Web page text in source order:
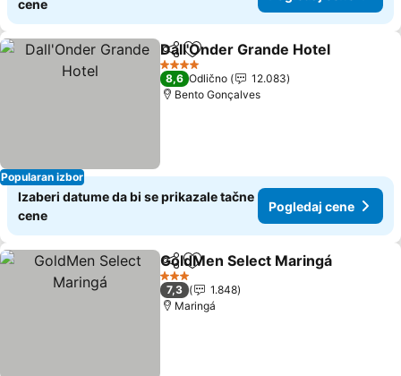
cene
Popularan izbor
Deli Dodati u favorite
Dall'Onder Grande Hotel
4 Zvezdice
8,6 Odlično
12.083
Bento Gonçalves
Izaberi datume da bi se prikazale tačne
cene
Pogledaj cene
Deli Dodati u favorite
GoldMen Select Maringá
3 Zvezdice
7,3
1.848
Maringá